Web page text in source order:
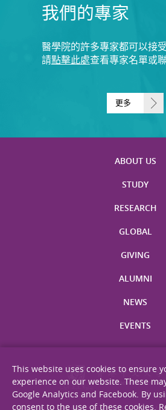
我們的專家
醫學院的許多專家都可以接
請點擊此處查看專家名單或
更多
ABOUT US
STUDY
RESEARCH
GLOBAL
GIVING
ALUMNI
NEWS
EVENTS
This website uses cookies to ensure
experience on our website. These
Google Analytics and Facebook. By
consent to the use of these cookies.